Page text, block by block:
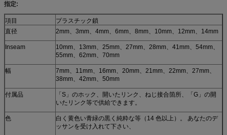
指定:
項目
プラスチック鎖
直径
2mm、3mm、4mm、6mm、8mm、10mm、12mm、14mm
Inseam
10mm、13mm、25mm、27mm、28mm、41mm、54mm、
55mm、62mm、70mm
幅
7mm、11mm、16mm、20mm、21mm、22mm、27mm、
38mm、42mm、50mm
付属品
「S」のホック、開いたリンク、ねじ接合箇所、「G」の開
いたリンク等で供給できます。
色
白く黄色い青緑の黒く純粋な等（14 色以上）。 あなたのデ
ッサンを受け入れて下さい、